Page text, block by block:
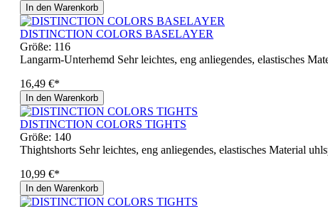
In den Warenkorb
DISTINCTION COLORS BASELAYER
Größe: 116
Langarm-Unterhemd Sehr leichtes, eng anliegendes, elastisches
16,49 €*
In den Warenkorb
DISTINCTION COLORS TIGHTS
Größe: 140
Thightshorts Sehr leichtes, eng anliegendes, elastisches Material
10,99 €*
In den Warenkorb